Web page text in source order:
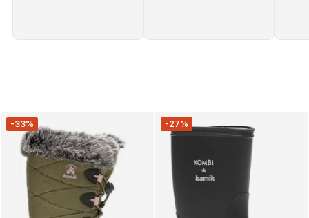
-33% -27%